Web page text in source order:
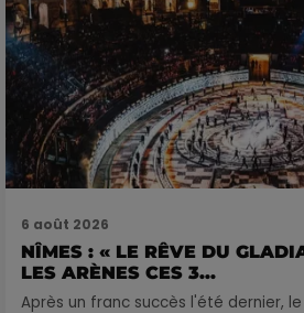
6 août 2026
NÎMES : « LE RÊVE DU
LES ARÈNES CES 3...
Après un franc succès l'été dernier,